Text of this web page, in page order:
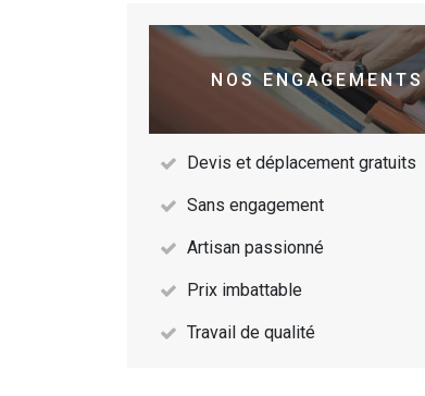
NOS ENGAGEMENTS
Devis et déplacement gratuits
Sans engagement
Artisan passionné
Prix imbattable
Travail de qualité